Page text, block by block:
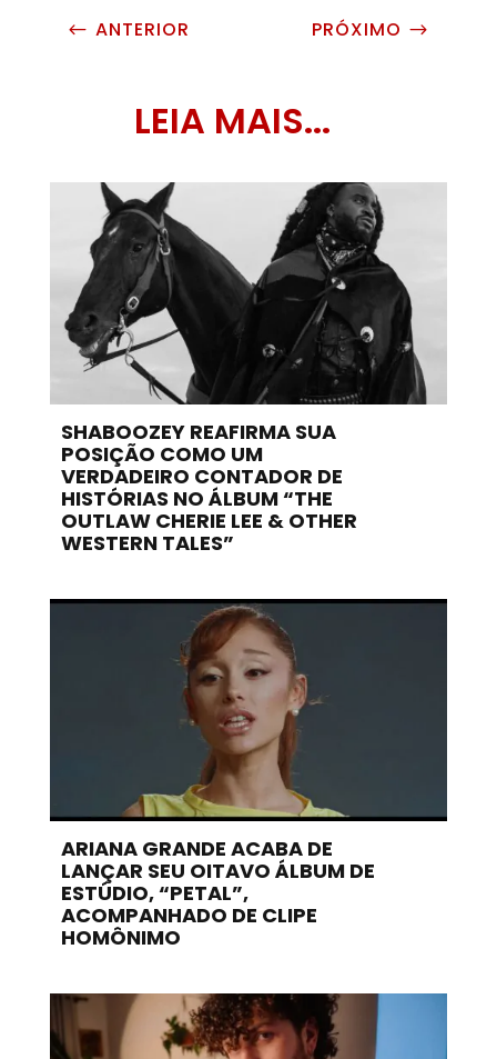
# ANTERIOR PRÓXIMO $
LEIA MAIS...
SHABOOZEY REAFIRMA SUA
POSIÇÃO COMO UM
VERDADEIRO CONTADOR DE
HISTÓRIAS NO ÁLBUM “THE
OUTLAW CHERIE LEE & OTHER
WESTERN TALES”
ARIANA GRANDE ACABA DE
LANÇAR SEU OITAVO ÁLBUM DE
ESTÚDIO, “PETAL”,
ACOMPANHADO DE CLIPE
HOMÔNIMO